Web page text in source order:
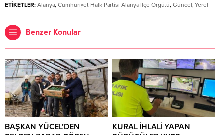
ETİKETLER: Alanya, Cumhuriyet Halk Partisi Alanya İlçe Örgütü, Güncel, Yerel
Benzer Konular
BAŞKAN YÜCEL’DEN
KURAL İHLALİ YAPAN